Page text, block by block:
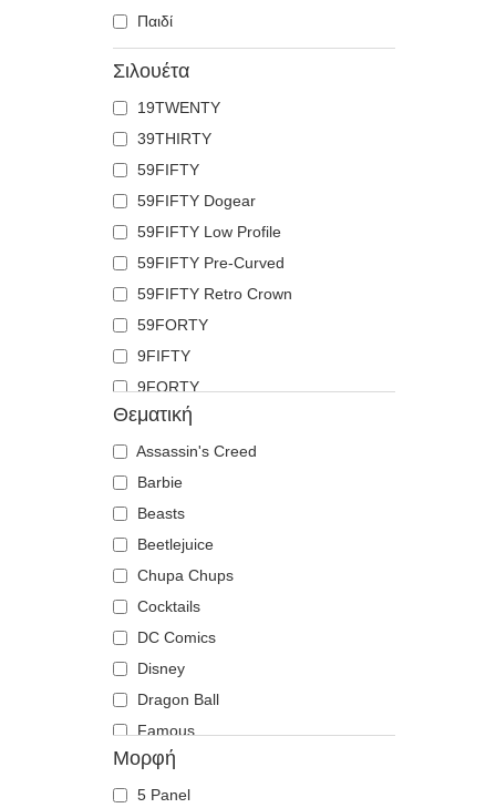
Γατόπαρδος
Γερμανικός ποιμενικός
Γλάρος
Γύπας
Δελφίνι
Δράκος
Ελάφι
Ζέβρα
Ιπποπόταμος
Καβούρι
Καρχαρίας
Κατσίκα
Κογιότ
Κοράκι
Κοτοπουλάκι
Κουκουβάγια
Κρανίο
Κροκόδειλος
Λαμπραντόρ ριτρίβερ
Λέαινα
Λιβελούλα
Λιοντάρι
Λύκος
Μέλισσα
Μονόκερος
Μυρμήγκι
Παιδί
Σιλουέτα
19TWENTY
39THIRTY
59FIFTY
59FIFTY Dogear
59FIFTY Low Profile
59FIFTY Pre-Curved
59FIFTY Retro Crown
59FORTY
9FIFTY
9FORTY
9FORTY APEX
9FORTY M-Crown
9SEVENTY
9TWENTY
A Frame
Casual Classic
E Frame
Open Back
Runner
The 90s
The Ball
The Retro
The Snap
Θεματική
Assassin's Creed
Barbie
Beasts
Beetlejuice
Chupa Chups
Cocktails
DC Comics
Disney
Dragon Ball
Famous
Fast & Furious
Harry Potter
Μορφή
5 Panel